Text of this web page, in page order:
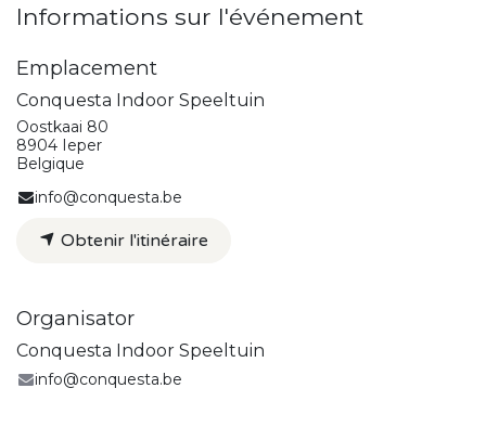
Informations sur l'événement
Emplacement
Conquesta Indoor Speeltuin
Oostkaai 80
8904 Ieper
Belgique
info@conquesta.be
Obtenir l'itinéraire
Organisator
Conquesta Indoor Speeltuin
info@conquesta.be